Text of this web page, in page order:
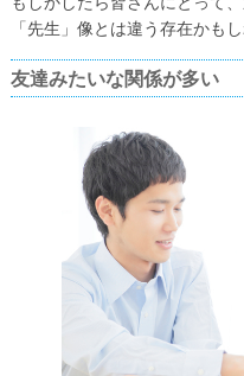
「先生」像とは違う存在かもし
友達みたいな関係が多い